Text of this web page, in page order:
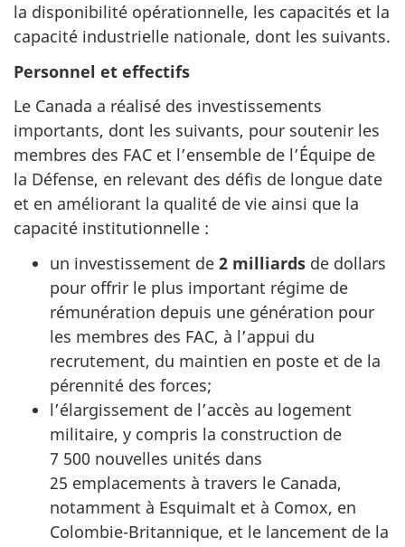
la disponibilité opérationnelle, les capacités et la
capacité industrielle nationale, dont les suivants.
Personnel et effectifs
Le Canada a réalisé des investissements
importants, dont les suivants, pour soutenir les
membres des FAC et l’ensemble de l’Équipe de
la Défense, en relevant des défis de longue date
et en améliorant la qualité de vie ainsi que la
capacité institutionnelle :
un investissement de 2 milliards de dollars
pour offrir le plus important régime de
rémunération depuis une génération pour
les membres des FAC, à l’appui du
recrutement, du maintien en poste et de la
pérennité des forces;
l’élargissement de l’accès au logement
militaire, y compris la construction de
7 500 nouvelles unités dans
25 emplacements à travers le Canada,
notamment à Esquimalt et à Comox, en
Colombie-Britannique, et le lancement de la